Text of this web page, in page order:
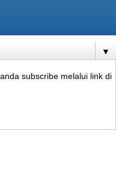
▼
subscribe melalui link di